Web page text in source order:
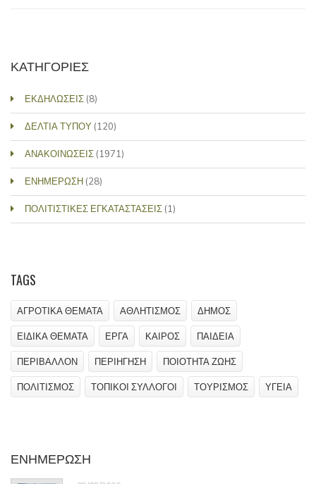
ΚΑΤΗΓΟΡΙΕΣ
ΕΚΔΗΛΩΣΕΙΣ (8)
ΔΕΛΤΙΑ ΤΥΠΟΥ (120)
ΑΝΑΚΟΙΝΩΣΕΙΣ (1971)
ΕΝΗΜΕΡΩΣΗ (28)
ΠΟΛΙΤΙΣΤΙΚΕΣ ΕΓΚΑΤΑΣΤΑΣΕΙΣ (1)
TAGS
ΑΓΡΟΤΙΚΑ ΘΕΜΑΤΑ ΑΘΛΗΤΙΣΜΟΣ ΔΗΜΟΣ
ΕΙΔΙΚΑ ΘΕΜΑΤΑ ΕΡΓΑ ΚΑΙΡΟΣ ΠΑΙΔΕΙΑ
ΠΕΡΙΒΑΛΛΟΝ ΠΕΡΙΗΓΗΣΗ ΠΟΙΟΤΗΤΑ ΖΩΗΣ
ΠΟΛΙΤΙΣΜΟΣ ΤΟΠΙΚΟΙ ΣΥΛΛΟΓΟΙ ΤΟΥΡΙΣΜΟΣ ΥΓΕΙΑ
ΕΝΗΜΕΡΩΣΗ